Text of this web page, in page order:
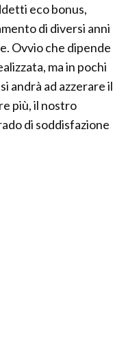
eco bonus,
di diversi anni
Ovvio che dipende
ma in pochi
andrà ad azzerare il
più, il nostro
di soddisfazione